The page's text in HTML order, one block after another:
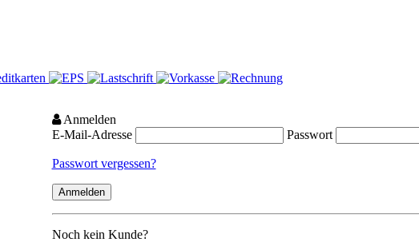
Anmelden
E-Mail-Adresse
Passwort
Passwort vergessen?
Noch kein Kunde?